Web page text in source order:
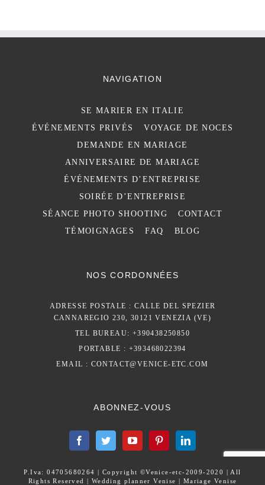
NAVIGATION
SE MARIER EN ITALIE
ÉVÉNEMENTS PRIVÉS
VOYAGE DE NOCES
DEMANDE EN MARIAGE
ANNIVERSAIRE DE MARIAGE
ÉVÉNEMENTS D’ENTREPRISE
SOIRÉE D’ENTREPRISE
SÉANCE PHOTO SHOOTING
CONTACT
TÉMOIGNAGES
FAQ BLOG
NOS CORDONNÉES
ADRESSE POSTALE : CALLE DEL SPEZIER
CANNAREGIO 230, 30121 VENEZIA (VE)
TEL BUREAU: +390438250850
PORTABLE : +393468022394
EMAIL : CONTACT@VENICE-ETC.COM
ABONNEZ-VOUS
P.Iva: 04705680264 | Copyright ©Venice-etc-2009-2020 | All
Rights Reserved | Wedding planner Venise | Mariage Venise